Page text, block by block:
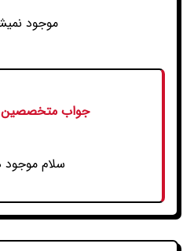
موجود
جواب متخصصین
سلام